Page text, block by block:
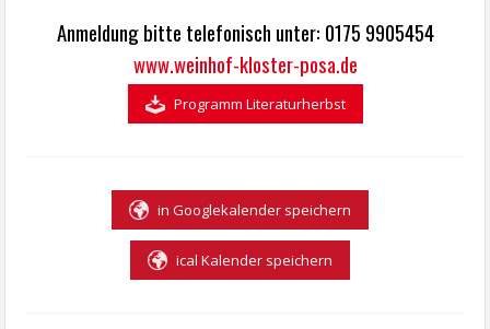
Anmeldung bitte telefonisch unter: 0175 9905454
www.weinhof-kloster-posa.de
Programm Literaturherbst
in Googlekalender speichern
ical Kalender speichern